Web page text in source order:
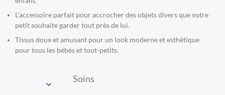
L’accessoire parfait pour accrocher des objets divers que votre
petit souhaite garder tout près de lui.
Tissus doux et amusant pour un look moderne et esthétique
pour tous les bébés et tout-petits.
Soins